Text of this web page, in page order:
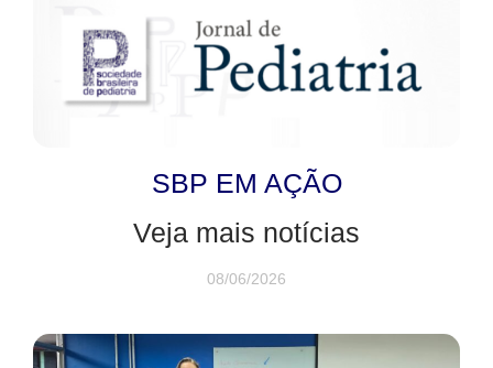
SBP EM AÇÃO
Veja mais notícias
08/06/2026